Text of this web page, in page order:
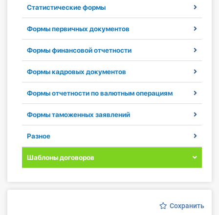
Библиотека бухгалтера
Инструменты
Вебинары
Справочник бухгалтера
Участник ВЭД
Практика ИП
Кадры. Труд. Зарплата.
Статистические формы
Формы первичных документов
Формы финансовой отчетности
Формы кадровых документов
Формы отчетности по валютным операциям
Формы таможенных заявлений
Разное
Шаблоны договоров
Сохранить